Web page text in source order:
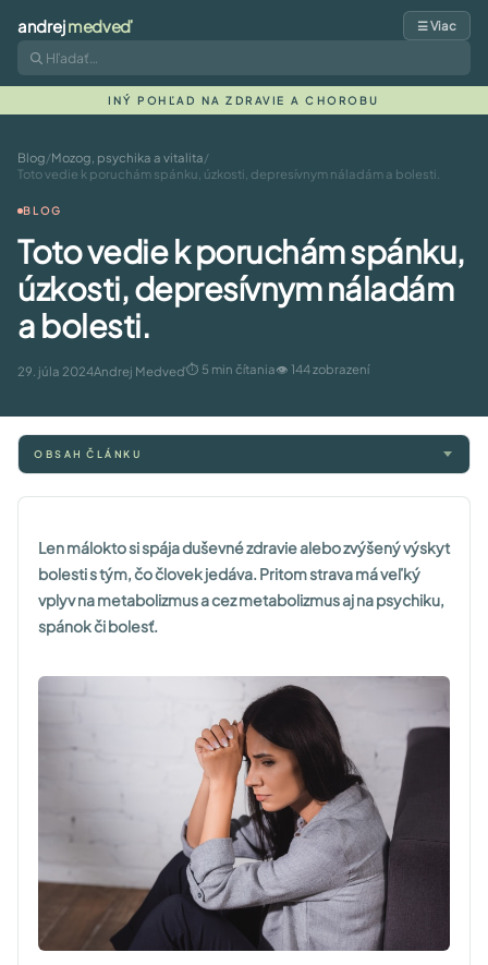
andrejmedveď ☰ Viac
INÝ POHĽAD NA ZDRAVIE A CHOROBU
Blog/Mozog, psychika a vitalita/
Toto vedie k poruchám spánku, úzkosti, depresívnym náladám a bolesti.
BLOG
Toto vedie k poruchám spánku,
úzkosti, depresívnym náladám
a bolesti.
29. júla 2024Andrej Medveď⏱ 5 min čítania👁 144 zobrazení
OBSAH ČLÁNKU
Len málokto si spája duševné zdravie alebo zvýšený výskyt
bolesti s tým, čo človek jedáva. Pritom strava má veľký
vplyv na metabolizmus a cez metabolizmus aj na psychiku,
spánok či bolesť.